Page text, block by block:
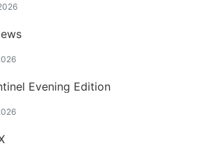
Evening Edition